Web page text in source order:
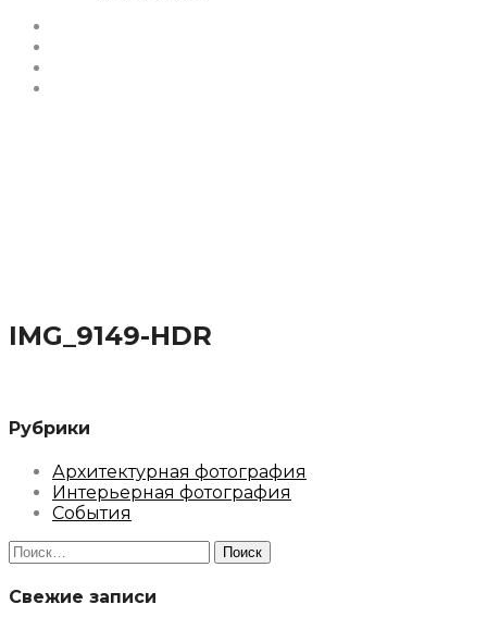
IMG_9149-HDR
Рубрики
Архитектурная фотография
Интерьерная фотография
События
Найти:
Свежие записи